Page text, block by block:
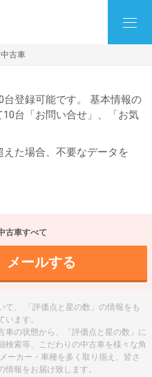
古車
台登録可能です。 基本情報の
台「お問い合せ」、「お気
た場合、不要なデータを
古車すべて
メールする
て、 「評価点と星の数」の情報をも
ます。
車の状態から、「評価点と星の数」に
検索等、こだわりの中古車を様々な角
ーカー・車種を多く取り揃え、皆さ
報をお届け致します。